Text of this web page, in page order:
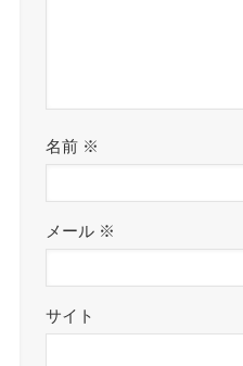
名前 ※
メール ※
サイト